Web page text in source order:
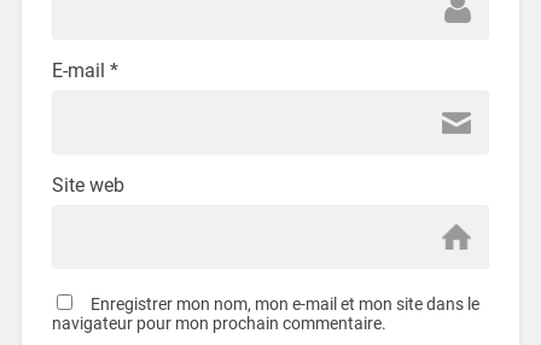
E-mail *
Site web
Enregistrer mon nom, mon e-mail et mon site dans le
navigateur pour mon prochain commentaire.